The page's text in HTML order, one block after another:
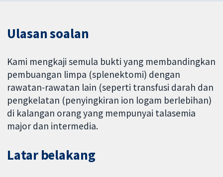
Ulasan soalan
Kami mengkaji semula bukti yang membandingkan
pembuangan limpa (splenektomi) dengan
rawatan-rawatan lain (seperti transfusi darah dan
pengkelatan (penyingkiran ion logam berlebihan)
di kalangan orang yang mempunyai talasemia
major dan intermedia.
Latar belakang